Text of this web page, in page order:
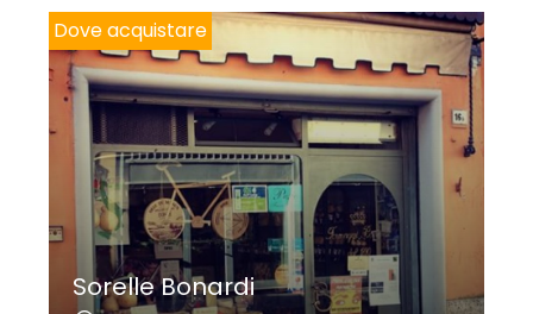
Dove acquistare
Sorelle Bonardi